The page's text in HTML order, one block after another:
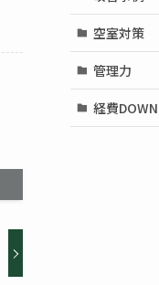
空室対策
管理力
経費DOWN